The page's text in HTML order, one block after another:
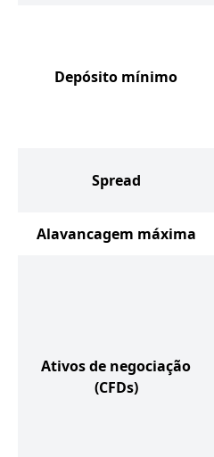
Depósito mínimo
Spread
Alavancagem máxima
Ativos de negociação
(CFDs)